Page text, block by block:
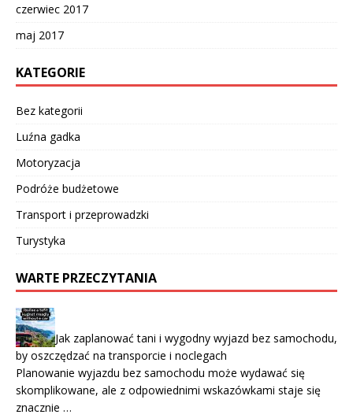
czerwiec 2017
maj 2017
KATEGORIE
Bez kategorii
Luźna gadka
Motoryzacja
Podróże budżetowe
Transport i przeprowadzki
Turystyka
WARTE PRZECZYTANIA
Jak zaplanować tani i wygodny wyjazd bez samochodu,
by oszczędzać na transporcie i noclegach
Planowanie wyjazdu bez samochodu może wydawać się
skomplikowane, ale z odpowiednimi wskazówkami staje się
znacznie …